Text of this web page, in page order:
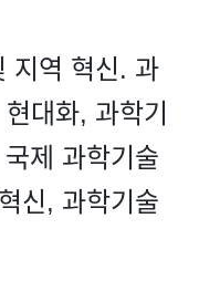
지역 혁신. 과
대화, 과학기
제 과학기술
신, 과학기술